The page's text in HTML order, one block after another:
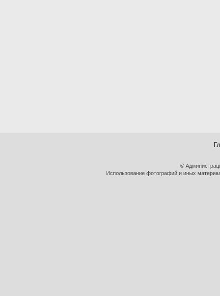
©
Использование фотографий и иных